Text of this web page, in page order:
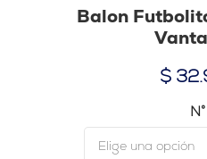
Balon
$
N°